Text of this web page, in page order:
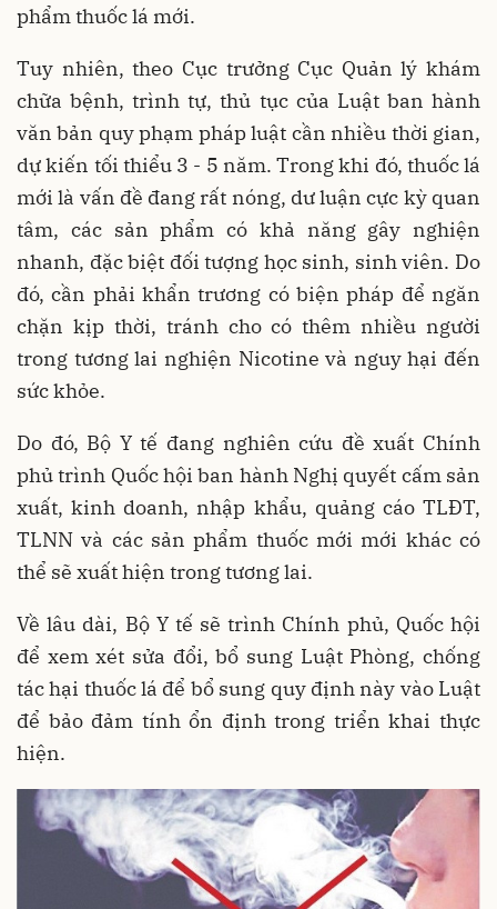
phẩm thuốc lá mới.
Tuy nhiên, theo Cục trưởng Cục Quản lý khám
chữa bệnh, trình tự, thủ tục của Luật ban hành
văn bản quy phạm pháp luật cần nhiều thời gian,
dự kiến tối thiểu 3 - 5 năm. Trong khi đó, thuốc lá
mới là vấn đề đang rất nóng, dư luận cực kỳ quan
tâm, các sản phẩm có khả năng gây nghiện
nhanh, đặc biệt đối tượng học sinh, sinh viên. Do
đó, cần phải khẩn trương có biện pháp để ngăn
chặn kịp thời, tránh cho có thêm nhiều người
trong tương lai nghiện Nicotine và nguy hại đến
sức khỏe.
Do đó, Bộ Y tế đang nghiên cứu đề xuất Chính
phủ trình Quốc hội ban hành Nghị quyết cấm sản
xuất, kinh doanh, nhập khẩu, quảng cáo TLĐT,
TLNN và các sản phẩm thuốc mới mới khác có
thể sẽ xuất hiện trong tương lai.
Về lâu dài, Bộ Y tế sẽ trình Chính phủ, Quốc hội
để xem xét sửa đổi, bổ sung Luật Phòng, chống
tác hại thuốc lá để bổ sung quy định này vào Luật
để bảo đảm tính ổn định trong triển khai thực
hiện.